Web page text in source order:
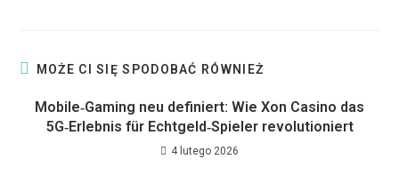
MOŻE CI SIĘ SPODOBAĆ RÓWNIEŻ
Mobile‑Gaming neu definiert: Wie Xon Casino das
5G‑Erlebnis für Echtgeld‑Spieler revolutioniert
4 lutego 2026